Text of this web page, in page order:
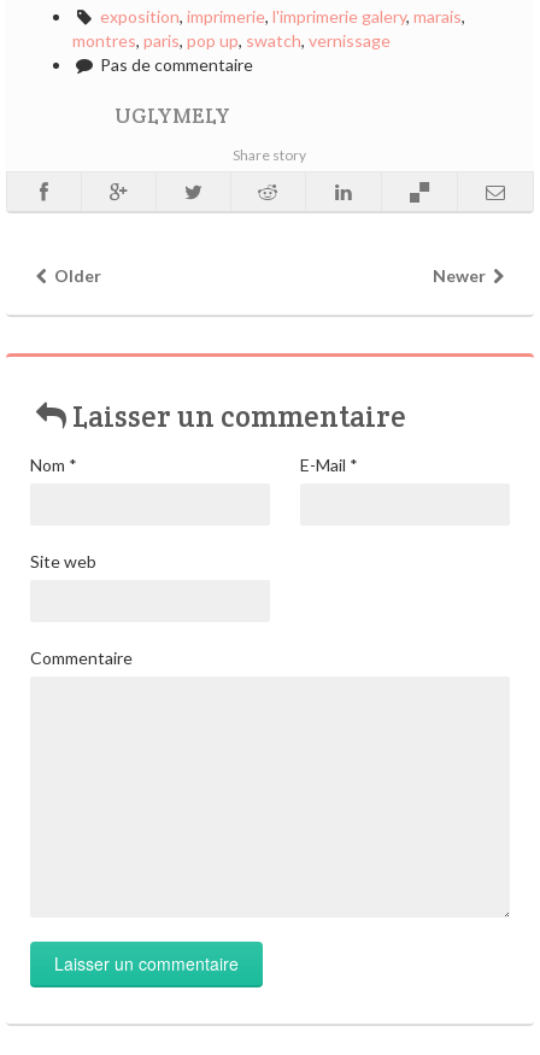
exposition, imprimerie, l'imprimerie galery, marais,
montres, paris, pop up, swatch, vernissage
Pas de commentaire
UGLYMELY
Share story
Older Newer
Laisser un commentaire
Nom * E-Mail *
Site web
Commentaire